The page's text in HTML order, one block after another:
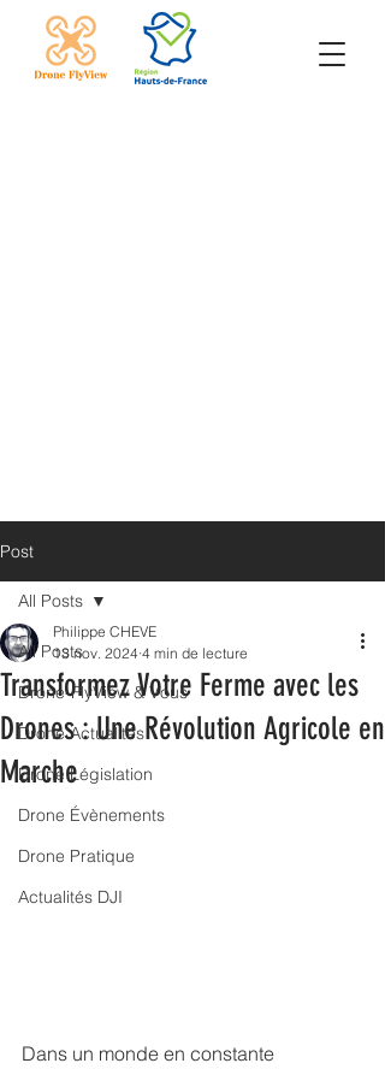
Post
All Posts
Drone-FlyView & Vous
Drone Actualités
Drone Législation
Drone Évènements
Drone Pratique
Actualités DJI
All Posts
Transformez Votre Ferme avec les
Drones : Une Révolution Agricole en
Marche
Philippe CHEVE
13 nov. 2024 4 min de lecture
Dans un monde en constante